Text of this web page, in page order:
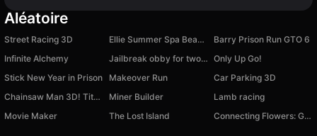
Aléatoire
Street Racing 3D Ellie Summer Spa Beauty Salon
Barry Prison Run GTO 6
Infinite Alchemy
Jailbreak obby for two players Only Up Go!
Stick New Year in Prison
Makeover Run
Car Parking 3D
Chainsaw Man 3D! Titan men are coming!
Miner Builder
Lamb racing
Movie Maker
The Lost Island Connecting Flowers: Garden Merge